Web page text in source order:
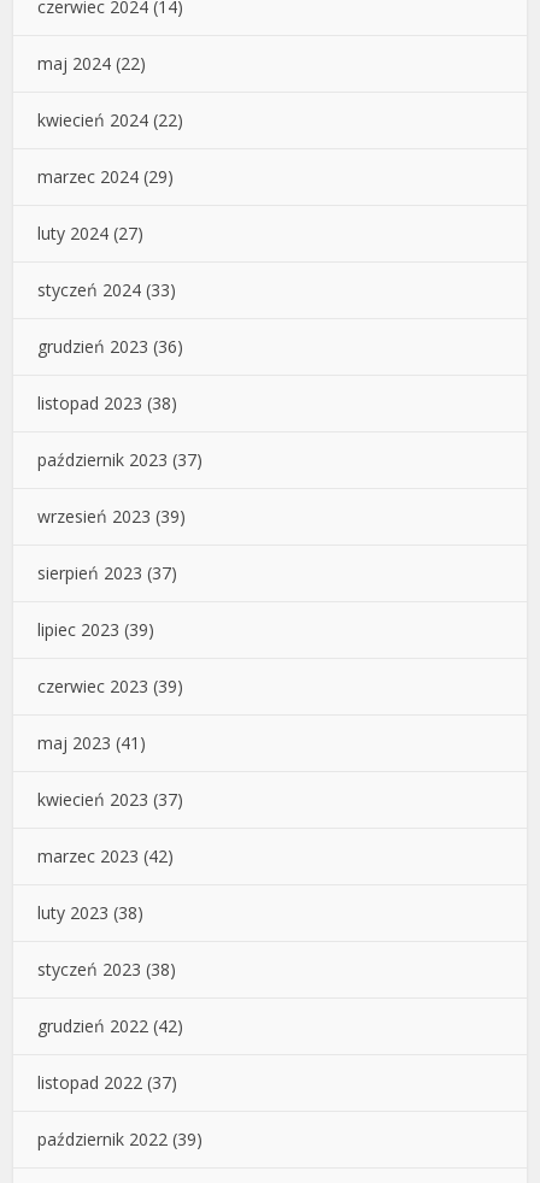
czerwiec 2024 (14)
maj 2024 (22)
kwiecień 2024 (22)
marzec 2024 (29)
luty 2024 (27)
styczeń 2024 (33)
grudzień 2023 (36)
listopad 2023 (38)
październik 2023 (37)
wrzesień 2023 (39)
sierpień 2023 (37)
lipiec 2023 (39)
czerwiec 2023 (39)
maj 2023 (41)
kwiecień 2023 (37)
marzec 2023 (42)
luty 2023 (38)
styczeń 2023 (38)
grudzień 2022 (42)
listopad 2022 (37)
październik 2022 (39)